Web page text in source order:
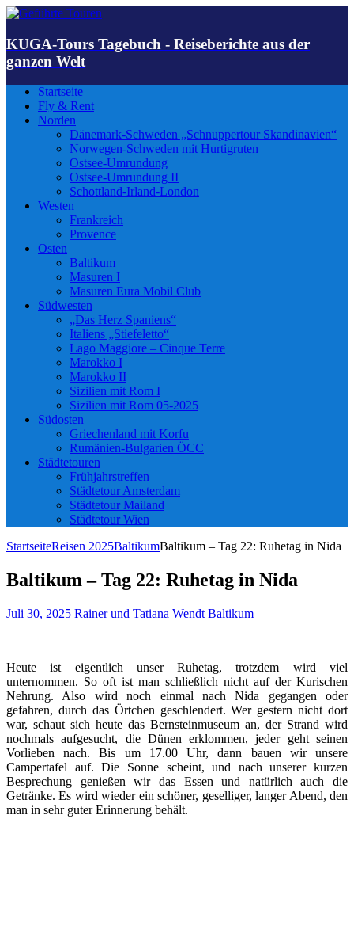
KUGA-Tours Tagebuch - Reiseberichte aus der
ganzen Welt
Startseite
Fly & Rent
Norden
Dänemark-Schweden „Schnuppertour Skandinavien“
Norwegen-Schweden mit Hurtigruten
Ostsee-Umrundung
Ostsee-Umrundung II
Schottland-Irland-London
Westen
Frankreich
Provence
Osten
Baltikum
Masuren I
Masuren Eura Mobil Club
Südwesten
„Das Herz Spaniens“
Italiens „Stiefeletto“
Lago Maggiore – Cinque Terre
Marokko I
Marokko II
Sizilien mit Rom I
Sizilien mit Rom 05-2025
Südosten
Griechenland mit Korfu
Rumänien-Bulgarien ÖCC
Städtetouren
Frühjahrstreffen
Städtetour Amsterdam
Städtetour Mailand
Städtetour Wien
StartseiteReisen 2025BaltikumBaltikum – Tag 22: Ruhetag in Nida
Baltikum – Tag 22: Ruhetag in Nida
Juli 30, 2025 Rainer und Tatiana Wendt Baltikum
Heute ist eigentlich unser Ruhetag, trotzdem wird viel
unternommen. So oft ist man schließlich nicht auf der Kurischen
Nehrung. Also wird noch einmal nach Nida gegangen oder
gefahren, durch das Örtchen geschlendert. Wer gestern nicht dort
war, schaut sich heute das Bernsteinmuseum an, der Strand wird
nochmals aufgesucht, die Dünen erklommen, jeder geht seinen
Vorlieben nach. Bis um 17.00 Uhr, dann bauen wir unsere
Campertafel auf. Die Sonne scheint, und nach unserer kurzen
Besprechung genießen wir das Essen und natürlich auch die
Getränke. Es wird wieder ein schöner, geselliger, langer Abend, den
man in sehr guter Erinnerung behält.